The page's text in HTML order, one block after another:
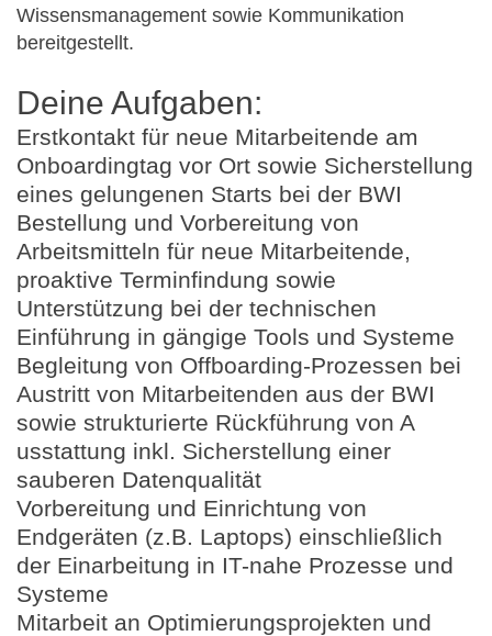
Wissensmanagement sowie Kommunikation
bereitgestellt.​​
Deine Aufgaben:
Erstkontakt für neue Mitarbeitende am
Onboardingtag vor Ort sowie Sicherstellung
eines gelungenen Starts bei der BWI
Bestellung und Vorbereitung von
Arbeitsmitteln für neue Mitarbeitende,
proaktive Terminfindung sowie
Unterstützung bei der technischen
Einführung in gängige Tools und Systeme
Begleitung von Offboarding-Prozessen bei
Austritt von Mitarbeitenden aus der BWI
sowie strukturierte Rückführung von A​​
usstattung inkl. Sicherstellung einer
sauberen Datenqualität
Vorbereitung und Einrichtung von
Endgeräten (z.B. Laptops) einschließlich
der Einarbeitung in IT-nahe Prozesse und
Systeme
Mitarbeit an Optimierungsprojekten und